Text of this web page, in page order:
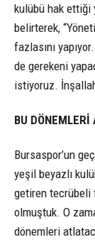
kulübü hak ettiği
belirterek,
fazlasını
de gerekeni
istiyoruz.
BU
Bursaspor’un
yeşil beyazlı
getiren tecrübeli
olmuştuk. O
dönemleri